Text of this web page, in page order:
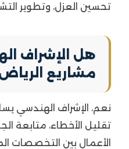
تحسين العزل، وتطوير
هل الإشراف
مشاريع
نعم، الإشراف الهندسي
تقليل الأخطاء، متابعة
الأعمال بين التخصصات